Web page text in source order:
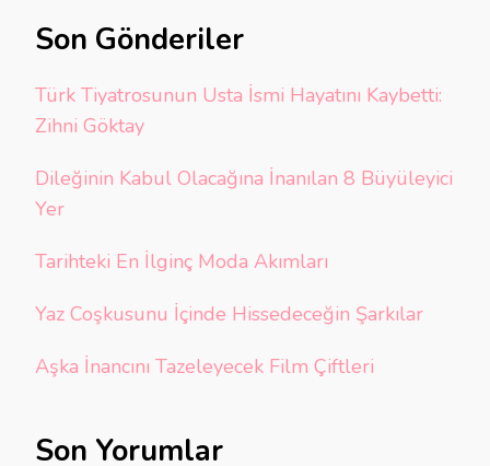
Son Gönderiler
Türk Tiyatrosunun Usta İsmi Hayatını Kaybetti:
Zihni Göktay
Dileğinin Kabul Olacağına İnanılan 8 Büyüleyici
Yer
Tarihteki En İlginç Moda Akımları
Yaz Coşkusunu İçinde Hissedeceğin Şarkılar
Aşka İnancını Tazeleyecek Film Çiftleri
Son Yorumlar